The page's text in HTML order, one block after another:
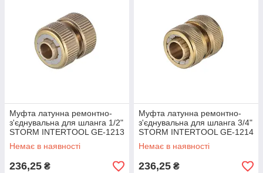
Муфта латунна ремонтно-
з'єднувальна для шланга 1/2"
STORM INTERTOOL GE-1213
riven
Немає в наявності
236,25 ₴
Муфта латунна ремонтно-
з'єднувальна для шланга 3/4"
STORM INTERTOOL GE-1214
riven
Немає в наявності
236,25 ₴